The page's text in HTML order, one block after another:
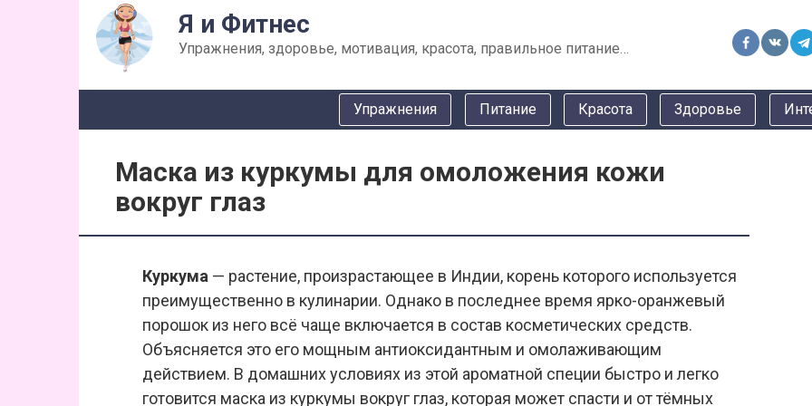
Я и Фитнес
Упражнения, здоровье, мотивация, красота, правильное питание…
Упражнения Питание Красота Здоровье
Маска из куркумы для омоложения кожи
вокруг глаз
Куркума — растение, произрастающее в Индии, корень которого используется
преимущественно в кулинарии. Однако в последнее время ярко-оранжевый
порошок из него всё чаще включается в состав косметических средств.
Объясняется это его мощным антиоксидантным и омолаживающим
действием. В домашних условиях из этой ароматной специи быстро и легко
готовится маска из куркумы вокруг глаз, которая может спасти и от тёмных